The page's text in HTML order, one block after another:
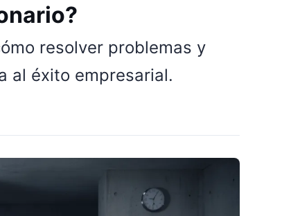
resolver problemas y
al éxito empresarial.